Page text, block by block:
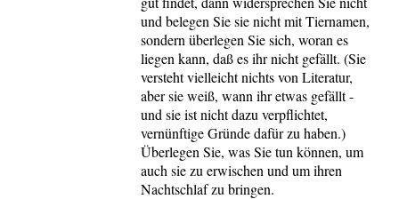
und belegen Sie sie nicht mit Tiernamen,
sondern überlegen Sie sich, woran es
liegen kann, daß es ihr nicht gefällt. (Sie
versteht vielleicht nichts von Literatur,
aber sie weiß, wann ihr etwas gefällt -
und sie ist nicht dazu verpflichtet,
vernünftige Gründe dafür zu haben.)
Überlegen Sie, was Sie tun können, um
auch sie zu erwischen und um ihren
Nachtschlaf zu bringen.